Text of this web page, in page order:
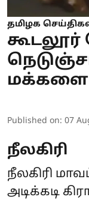
தமிழக
கூடலூர்
மக்களை
Published on: 07
நீலகிரி
நீலகிரி
அடிக்கடி